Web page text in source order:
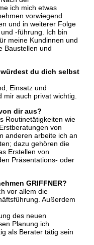
ich mich etwas
vorwiegend
und in weiterer Folge
-führung. Ich bin
meine Kundinnen und
Baustellen und
du dich selbst
Einsatz und
mir auch privat wichtig.
dir aus?
Routinetätigkeiten wie
von
anderen arbeite ich an
dazu gehören die
Erstellen von
Präsentations- oder
GRIFFNER?
vor allem die
Außerdem
des neuen
Planung ich
als Berater tätig sein